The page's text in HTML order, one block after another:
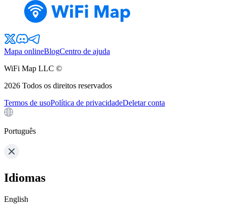
Mapa onlineBlogCentro de ajuda
WiFi Map LLC ©
2026 Todos os direitos reservados
Termos de usoPolítica de privacidadeDeletar conta
Português
Idiomas
English